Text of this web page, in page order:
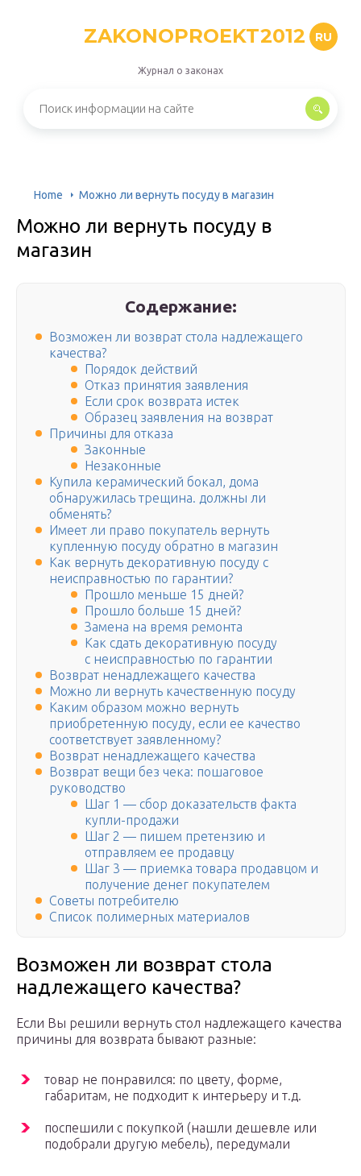
ZAKONOPROEKT2012 RU
Журнал о законах
Home Можно ли вернуть посуду в магазин
Можно ли вернуть посуду в
магазин
Содержание:
Возможен ли возврат стола надлежащего
качества?
Порядок действий
Отказ принятия заявления
Если срок возврата истек
Образец заявления на возврат
Причины для отказа
Законные
Незаконные
Купила керамический бокал, дома
обнаружилась трещина. должны ли
обменять?
Имеет ли право покупатель вернуть
купленную посуду обратно в магазин
Как вернуть декоративную посуду с
неисправностью по гарантии?
Прошло меньше 15 дней?
Прошло больше 15 дней?
Замена на время ремонта
Как сдать декоративную посуду
с неисправностью по гарантии
Возврат ненадлежащего качества
Можно ли вернуть качественную посуду
Каким образом можно вернуть
приобретенную посуду, если ее качество
соответствует заявленному?
Возврат ненадлежащего качества
Возврат вещи без чека: пошаговое
руководство
Шаг 1 — сбор доказательств факта
купли-продажи
Шаг 2 — пишем претензию и
отправляем ее продавцу
Шаг 3 — приемка товара продавцом и
получение денег покупателем
Советы потребителю
Список полимерных материалов
Возможен ли возврат стола
надлежащего качества?
Если Вы решили вернуть стол надлежащего качества
причины для возврата бывают разные:
товар не понравился: по цвету, форме,
габаритам, не подходит к интерьеру и т.д.
поспешили с покупкой (нашли дешевле или
подобрали другую мебель), передумали